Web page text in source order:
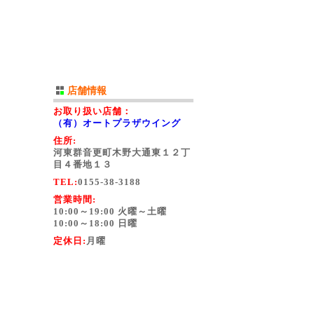
店舗情報
お取り扱い店舗：
（有）オートプラザウイング
住所:
河東群音更町木野大通東１２丁
目４番地１３
TEL:0155-38-3188
営業時間:
10:00～19:00 火曜～土曜
10:00～18:00 日曜
定休日: 月曜